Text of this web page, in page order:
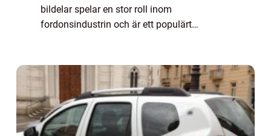
bildelar spelar en stor roll inom
fordonsindustrin och är ett populärt